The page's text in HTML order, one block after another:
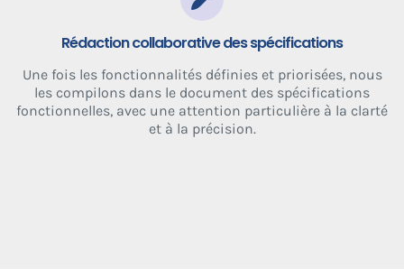
Rédaction collaborative des spécifications
Une fois les fonctionnalités définies et priorisées, nous
les compilons dans le document des spécifications
fonctionnelles, avec une attention particulière à la clarté
et à la précision.